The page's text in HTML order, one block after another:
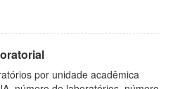
por unidade acadêmica